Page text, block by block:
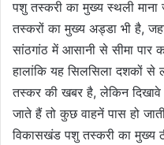
पशु तस्करी का मुख्य स्थली
तस्करों का मुख्य अड्डा भी है,
सांठगांठ में आसानी से सीमा पार
हालांकि यह सिलसिला दशकों से
तस्कर की खबर है, लेकिन
जाते हैं तो कुछ वाहनें पास हो
विकासखंड पशु तस्करी का मुख्य